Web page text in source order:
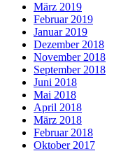
März 2019
Februar 2019
Januar 2019
Dezember 2018
November 2018
September 2018
Juni 2018
Mai 2018
April 2018
März 2018
Februar 2018
Oktober 2017